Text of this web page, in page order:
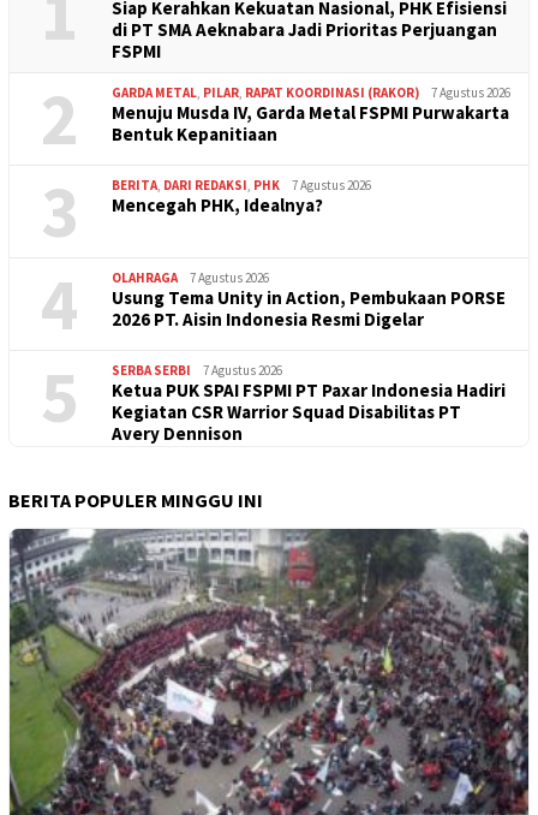
Siap Kerahkan Kekuatan Nasional, PHK Efisiensi
di PT SMA Aeknabara Jadi Prioritas Perjuangan
FSPMI
2 GARDA METAL PILAR RAPAT KOORDINASI (RAKOR) 7 Agustus 2026
Menuju Musda IV, Garda Metal FSPMI Purwakarta
Bentuk Kepanitiaan
3 BERITA DARI REDAKSI PHK 7 Agustus 2026
Mencegah PHK, Idealnya?
4 OLAHRAGA 7 Agustus 2026
Usung Tema Unity in Action, Pembukaan PORSE
2026 PT. Aisin Indonesia Resmi Digelar
5 SERBA SERBI 7 Agustus 2026
Ketua PUK SPAI FSPMI PT Paxar Indonesia Hadiri
Kegiatan CSR Warrior Squad Disabilitas PT
Avery Dennison
BERITA POPULER MINGGU INI